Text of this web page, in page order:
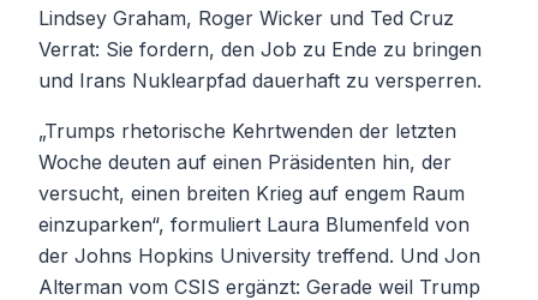
Lindsey Graham, Roger Wicker und Ted Cruz
Verrat: Sie fordern, den Job zu Ende zu bringen
und Irans Nuklearpfad dauerhaft zu versperren.
„Trumps rhetorische Kehrtwenden der letzten
Woche deuten auf einen Präsidenten hin, der
versucht, einen breiten Krieg auf engem Raum
einzuparken“, formuliert Laura Blumenfeld von
der Johns Hopkins University treffend. Und Jon
Alterman vom CSIS ergänzt: Gerade weil Trump